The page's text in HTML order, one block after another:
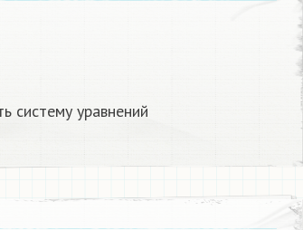
систему уравнений